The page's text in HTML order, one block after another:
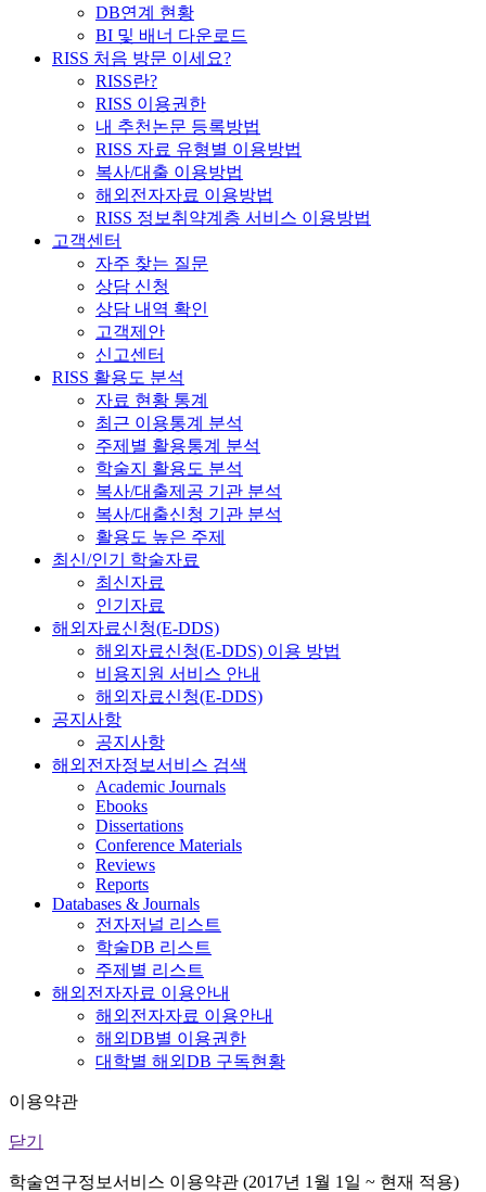
DB연계 현황
BI 및 배너 다운로드
RISS 처음 방문 이세요?
RISS란?
RISS 이용권한
내 추천논문 등록방법
RISS 자료 유형별 이용방법
복사/대출 이용방법
해외전자자료 이용방법
RISS 정보취약계층 서비스 이용방법
고객센터
자주 찾는 질문
상담 신청
상담 내역 확인
고객제안
신고센터
RISS 활용도 분석
자료 현황 통계
최근 이용통계 분석
주제별 활용통계 분석
학술지 활용도 분석
복사/대출제공 기관 분석
복사/대출신청 기관 분석
활용도 높은 주제
최신/인기 학술자료
최신자료
인기자료
해외자료신청(E-DDS)
해외자료신청(E-DDS) 이용 방법
비용지원 서비스 안내
해외자료신청(E-DDS)
공지사항
공지사항
해외전자정보서비스 검색
Academic Journals
Ebooks
Dissertations
Conference Materials
Reviews
Reports
Databases & Journals
전자저널 리스트
학술DB 리스트
주제별 리스트
해외전자자료 이용안내
해외전자자료 이용안내
해외DB별 이용권한
대학별 해외DB 구독현황
이용약관
닫기
학술연구정보서비스 이용약관 (2017년 1월 1일 ~ 현재 적용)